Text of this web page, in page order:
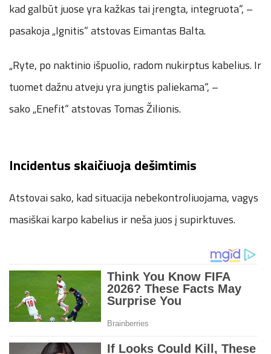
kad galbūt juose yra kažkas tai įrengta, integruota“, –
pasakoja „Ignitis“ atstovas Eimantas Balta.
„Ryte, po naktinio išpuolio, radom nukirptus kabelius. Ir
tuomet dažnu atveju yra jungtis paliekama“, –
sako „Enefit“ atstovas Tomas Žilionis.
Incidentus skaičiuoja dešimtimis
Atstovai sako, kad situacija nebekontroliuojama, vagys
masiškai karpo kabelius ir neša juos į supirktuves.